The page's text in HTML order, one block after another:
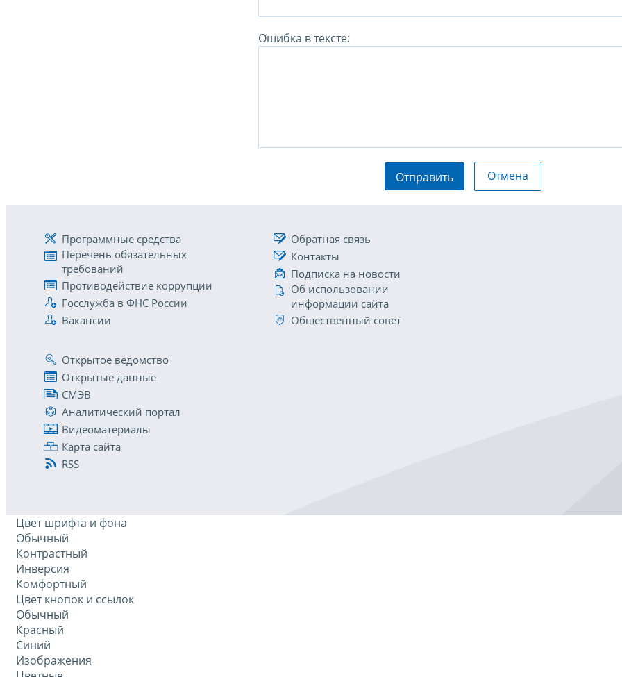
Ошибка в тексте:
Отправить Отмена
Программные средства
Перечень обязательных
требований
Противодействие коррупции
Госслужба в ФНС России
Вакансии
Обратная связь
Контакты
Подписка на новости
Об использовании
информации сайта
Общественный совет
Открытое ведомство
Открытые данные
СМЭВ
Аналитический портал
Видеоматериалы
Карта сайта
RSS
Цвет шрифта и фона
Обычный
Контрастный
Инверсия
Комфортный
Цвет кнопок и ссылок
Обычный
Красный
Синий
Изображения